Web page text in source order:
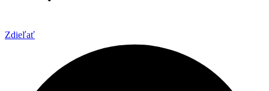
Zdieľať